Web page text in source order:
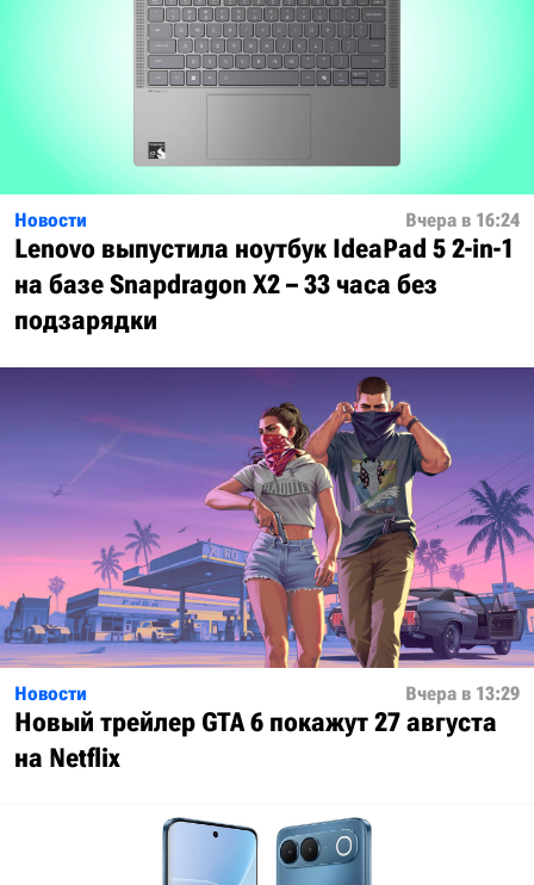
Новости Вчера в 16:24
Lenovo выпустила ноутбук IdeaPad 5 2-in-1
на базе Snapdragon X2 – 33 часа без
подзарядки
Новости Вчера в 13:29
Новый трейлер GTA 6 покажут 27 августа
на Netflix